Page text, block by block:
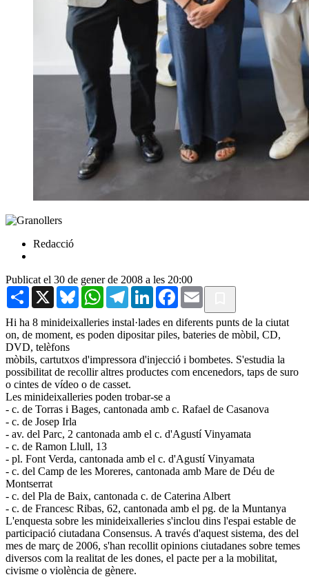
Redacció
Publicat el 30 de gener de 2008 a les 20:00
Share X BlueskyWhatsAppTelegramLinkedInFacebook
Email
Hi ha 8 minideixalleries instal·lades en diferents punts de la ciutat
on, de moment, es poden dipositar piles, bateries de mòbil, CD,
DVD, telèfons
mòbils, cartutxos d'impressora d'injecció i bombetes. S'estudia la
possibilitat de recollir altres productes com encenedors, taps de suro
o cintes de vídeo o de casset.
Les minideixalleries poden trobar-se a
- c. de Torras i Bages, cantonada amb c. Rafael de Casanova
- c. de Josep Irla
- av. del Parc, 2 cantonada amb el c. d'Agustí Vinyamata
- c. de Ramon Llull, 13
- pl. Font Verda, cantonada amb el c. d'Agustí Vinyamata
- c. del Camp de les Moreres, cantonada amb Mare de Déu de
Montserrat
- c. del Pla de Baix, cantonada c. de Caterina Albert
- c. de Francesc Ribas, 62, cantonada amb el pg. de la Muntanya
L'enquesta sobre les minideixalleries s'inclou dins l'espai estable de
participació ciutadana Consensus. A través d'aquest sistema, des del
mes de març de 2006, s'han recollit opinions ciutadanes sobre temes
diversos com la realitat de les dones, el pacte per a la mobilitat,
civisme o violència de gènere.